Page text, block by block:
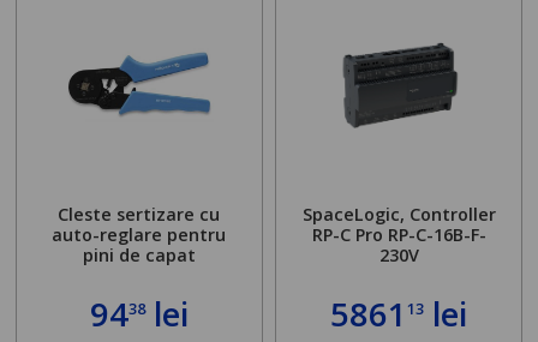
Cleste sertizare cu
auto-reglare pentru
pini de capat
9438lei
SpaceLogic, Controller
RP-C Pro RP-C-16B-F-
230V
586113 lei